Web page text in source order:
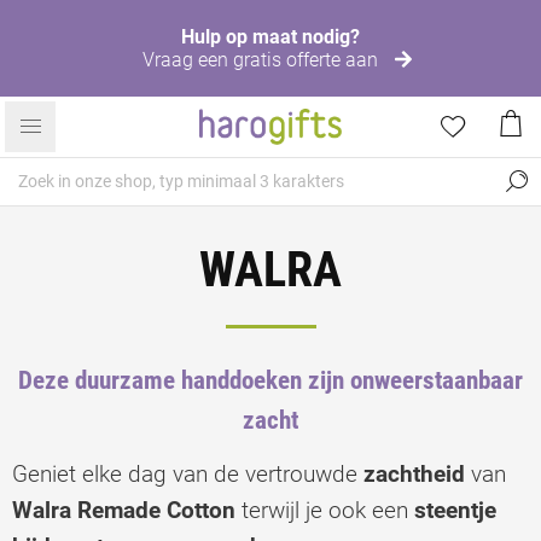
Hulp op maat nodig?
Vraag een gratis offerte aan
WALRA
Deze duurzame handdoeken zijn onweerstaanbaar
zacht
Geniet elke dag van de vertrouwde zachtheid van
Walra Remade Cotton terwijl je ook een steentje